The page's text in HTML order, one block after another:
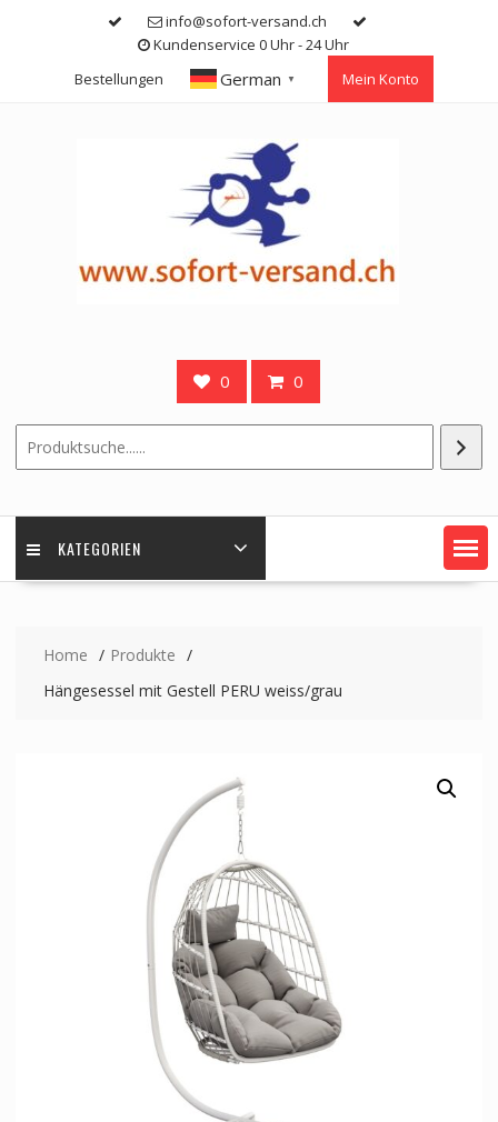
info@sofort-versand.ch
Kundenservice 0 Uhr - 24 Uhr
Bestellungen
German ▼ Mein Konto
0 0
KATEGORIEN
Home
Produkte
Hängesessel mit Gestell PERU weiss/grau